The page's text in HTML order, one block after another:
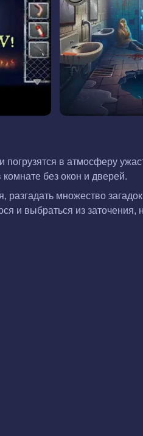
в атмосферу
без окон и дверей.
множество
и выбраться из